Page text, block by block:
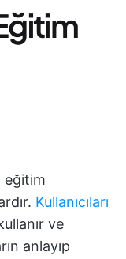
eğitim
Kullanıcıları
ve
anlayıp